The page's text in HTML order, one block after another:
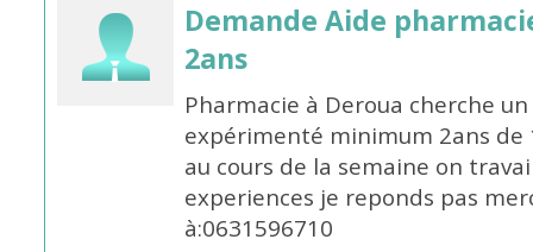
Demande Aide
2ans
Pharmacie à Deroua cherche
expérimenté minimum 2ans
au cours de la semaine on
experiences je reponds pas
à:0631596710